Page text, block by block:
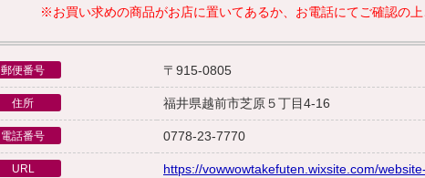
※お買い求めの商品がお店に置いてあるか、お電話にてご確認の上
郵便番号 〒915-0805
住所 福井県越前市芝原５丁目4-16
電話番号 0778-23-7770
URL https://vowwowtakefuten.wixsite.com/